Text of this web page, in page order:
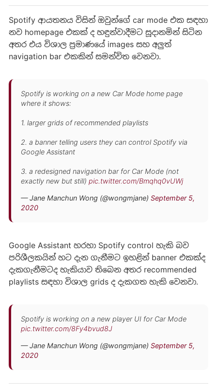
Spotify ආයතනය විසින් ඔවුන්ගේ car mode එක සඳහා
නව homepage එකක් ද හඳුන්වාදීමට සූදානමින් සිටින
අතර එය විශාල ප්‍රමාණයේ images සහ අලුත්
navigation bar එකකින් සමන්විත වෙනවා.
Spotify is working on a new Car Mode home page
where it shows:
1. larger grids of recommended playlists
2. a banner telling users they can control Spotify via
Google Assistant
3. a redesigned navigation bar for Car Mode (not
exactly new but still) pic.twitter.com/Bmqhq0vUWj
— Jane Manchun Wong (@wongmjane) September 5,
2020
Google Assistant හරහා Spotify control හැකි බව
පරිශීලකයින් හ‍‍ට දැන ගැනීමට ඉහළින් banner එකක්ද
දැකගැනීමටද හැකියාව තිබෙන අතර recommended
playlists සඳහා විශාල grids ද දැකගත හැකි වෙනවා.
Spotify is working on a new player UI for Car Mode
pic.twitter.com/8Fy4bvud8J
— Jane Manchun Wong (@wongmjane) September 5,
2020